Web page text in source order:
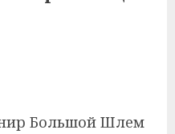
Большой Шлем